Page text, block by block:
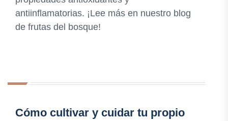
antiinflamatorias. ¡Lee más en nuestro blog
de frutas del bosque!
Cómo cultivar y cuidar tu propio